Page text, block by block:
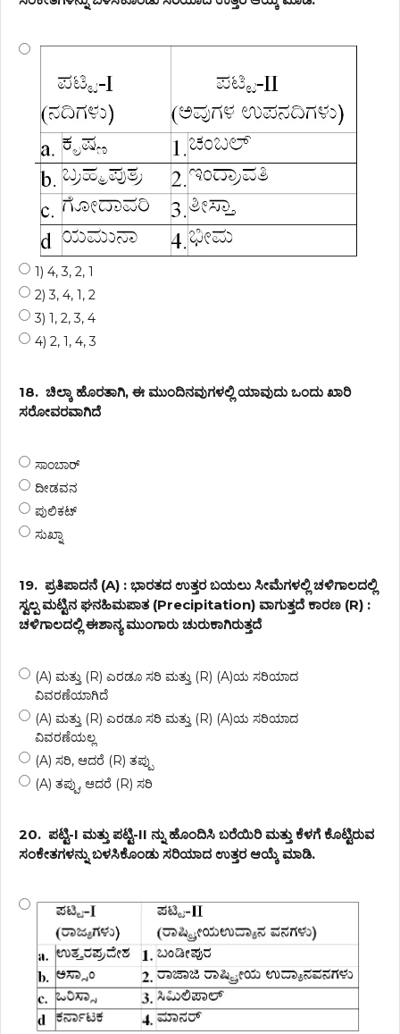
1) 4, 3, 2, 1
2) 3, 4, 1, 2
3) 1, 2, 3, 4
4) 2, 1, 4, 3
18. ಚಿಲ್ಕಾ ಹೊರತಾಗಿ, ಈ ಮುಂದಿನವುಗಳಲ್ಲಿ ಯಾವುದು ಒಂದು ಖಾರಿ
ಸರೋವರವಾಗಿದೆ
ಸಾಂಬಾರ್
ದೀಡವನ
ಪುಲಿಕಟ್
ಸುಖ್ನಾ
19. ಪ್ರತಿಪಾದನೆ (A) : ಭಾರತದ ಉತ್ತರ ಬಯಲು ಸೀಮೆಗಳಲ್ಲಿ ಚಳಿಗಾಲದಲ್ಲಿ
ಸ್ವಲ್ಪ ಮಟ್ಟಿನ ಘನಹಿಮಪಾತ (Precipitation) ವಾಗುತ್ತದೆ ಕಾರಣ (R) :
ಚಳಿಗಾಲದಲ್ಲಿ ಈಶಾನ್ಯ ಮುಂಗಾರು ಚುರುಕಾಗಿರುತ್ತದೆ
(A) ಮತ್ತು (R) ಎರಡೂ ಸರಿ ಮತ್ತು (R) (A)ಯ ಸರಿಯಾದ
ವಿವರಣೆಯಾಗಿದೆ
(A) ಮತ್ತು (R) ಎರಡೂ ಸರಿ ಮತ್ತು (R) (A)ಯ ಸರಿಯಾದ
ವಿವರಣೆಯಲ್ಲ
(A) ಸರಿ, ಆದರೆ (R) ತಪ್ಪು
(A) ತಪ್ಪು, ಆದರೆ (R) ಸರಿ
20. ಪಟ್ಟಿ-I ಮತ್ತು ಪಟ್ಟಿ-II ನ್ನು ಹೊಂದಿಸಿ ಬರೆಯಿರಿ ಮತ್ತು ಕೆಳಗೆ ಕೊಟ್ಟಿರುವ
ಸಂಕೇತಗಳನ್ನು ಬಳಸಿಕೊಂಡು ಸರಿಯಾದ ಉತ್ತರ ಆಯ್ಕೆ ಮಾಡಿ.